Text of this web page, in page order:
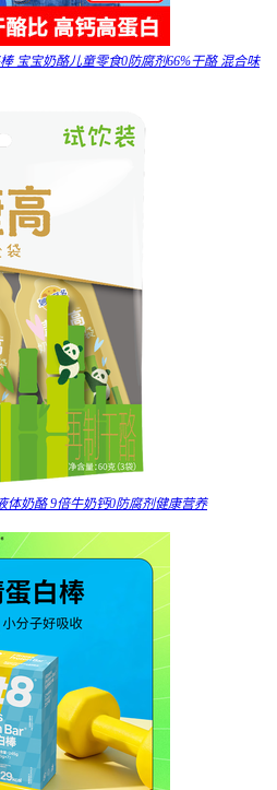
宝宝奶酪儿童零食0防腐剂66%干酪 混合味
体奶酪 9倍牛奶钙0防腐剂健康营养